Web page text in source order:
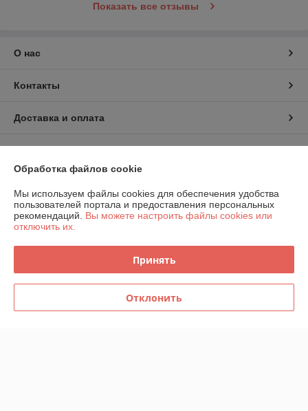
Показать все отзывы
О нас
Контакты
Доставка и оплата
Политика обработки cookies
Сайт создан на платформе Deal.by
Индивидуальный предприниматель:Индивидуальный
Обработка файлов cookie
Мы используем файлы cookies для обеспечения удобства
пользователей портала и предоставления персональных
рекомендаций. Вы можете настроить файлы cookies или
отключить их.
Принять
Отклонить